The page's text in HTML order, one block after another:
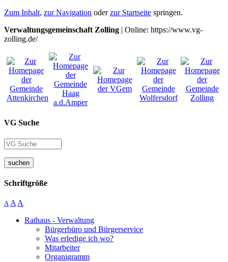
Zum Inhalt, zur Navigation oderzur Startseite springen.
Verwaltungsgemeinschaft Zolling | Online: https://www.vg-
zolling.de/
VG Suche
suchen
Schriftgröße
A A A
Rathaus - Verwaltung
Bürgerbüro und Bürgerservice
Was erledige ich wo?
Mitarbeiter
Organigramm